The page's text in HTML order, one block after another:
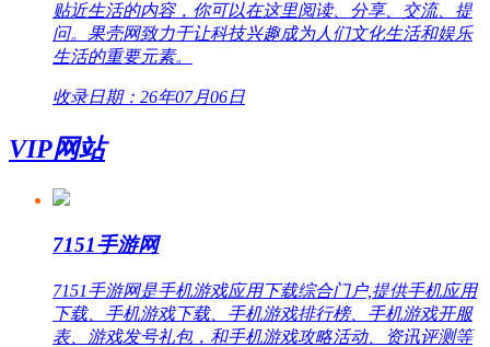
贴近生活的内容，你可以在这里阅读、分享、交流、提
问。果壳网致力于让科技兴趣成为人们文化生活和娱乐
生活的重要元素。
收录日期：26年07月06日
VIP网站
7151手游网
7151手游网是手机游戏应用下载综合门户,提供手机应用
下载、手机游戏下载、手机游戏排行榜、手机游戏开服
表、游戏发号礼包，和手机游戏攻略活动、资讯评测等